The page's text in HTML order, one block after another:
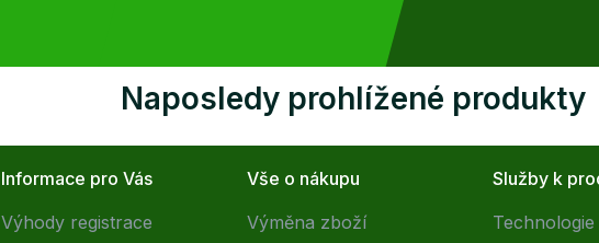
Naposledy prohlížené produkty
Informace pro Vás
Výhody registrace
Vše o nákupu
Výměna zboží
Služby k